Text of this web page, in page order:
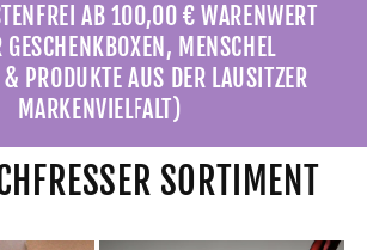
AB 100,00 € WARENWERT
GESCHENKBOXEN, MENSCHEL
PRODUKTE AUS DER LAUSITZER
MARKENVIELFALT)
SORTIMENT